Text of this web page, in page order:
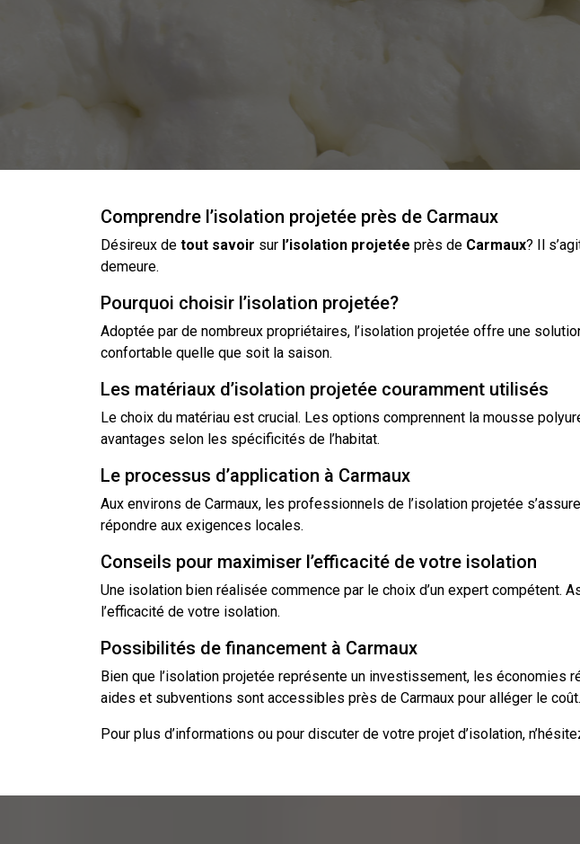
Comprendre l’isolation projetée près de Carmaux
Désireux de tout savoir sur l’isolation projetée près de Carmaux? Il
demeure.
Pourquoi choisir l’isolation projetée?
Adoptée par de nombreux propriétaires, l’isolation projetée offre une
confortable quelle que soit la saison.
Les matériaux d’isolation projetée couramment utilisés
Le choix du matériau est crucial. Les options comprennent la mousse
avantages selon les spécificités de l’habitat.
Le processus d’application à Carmaux
Aux environs de Carmaux, les professionnels de l’isolation projetée
répondre aux exigences locales.
Conseils pour maximiser l’efficacité de votre isolation
Une isolation bien réalisée commence par le choix d’un expert compétent.
l’efficacité de votre isolation.
Possibilités de financement à Carmaux
Bien que l’isolation projetée représente un investissement, les
aides et subventions sont accessibles près de Carmaux pour alléger le coût.
Pour plus d’informations ou pour discuter de votre projet d’isolation,